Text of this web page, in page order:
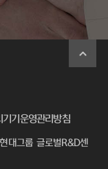
기기운영관리방침
대그룹 글로벌R&D센